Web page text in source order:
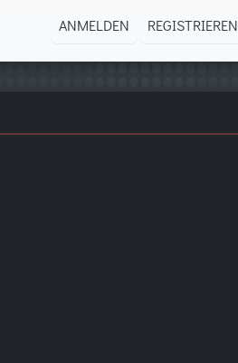
ANMELDEN REGISTRIEREN